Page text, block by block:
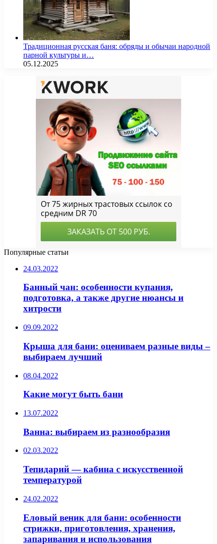
Традиционная русская баня: обряды и обычаи народной
парной культуры и…
05.12.2025
Популярные статьи
24.03.2022
Банный чан: особенности купания,
подготовка, а также другие нюансы и
хитрости
09.09.2022
Крыша для бани: оцениваем разные виды –
выбираем лучший
08.04.2022
Какие могут быть бани
13.07.2022
Ванна: выбираем из разнообразия
02.03.2022
Тепидарий — кабина с искусственной
температурой
24.02.2022
Еловый веник для бани: особенности
стрижки, приготовления, хранения,
запаривания и использования